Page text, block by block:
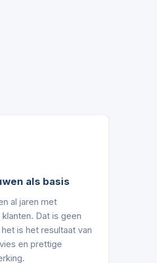
als basis
al jaren met
Dat is geen
is het resultaat van
en prettige